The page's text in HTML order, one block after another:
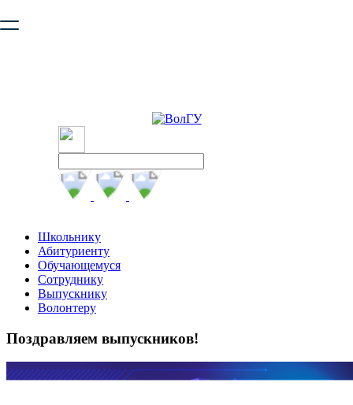
безопасную работу с сайтом. Пожалуйста
Школьнику
Абитуриенту
Обучающемуся
Сотруднику
Выпускнику
Волонтеру
Поздравляем выпускников!